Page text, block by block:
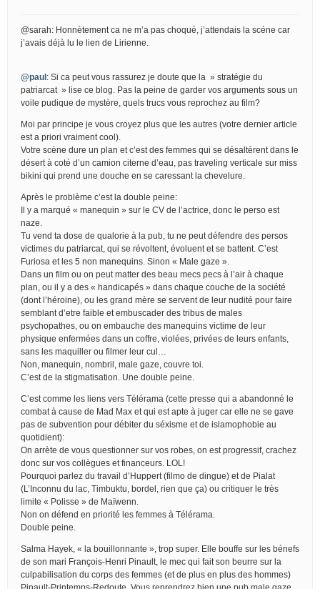
@sarah: Honnètement ca ne m’a pas choqué, j’attendais la scéne car
j’avais déjà lu le lien de Lirienne.
@paul: Si ca peut vous rassurez je doute que la » stratégie du
patriarcat » lise ce blog. Pas la peine de garder vos arguments sous un
voile pudique de mystère, quels trucs vous reprochez au film?
Moi par principe je vous croyez plus que les autres (votre dernier article
est a priori vraiment cool).
Votre scène dure un plan et c’est des femmes qui se désaltèrent dans le
désert à coté d’un camion citerne d’eau, pas traveling verticale sur miss
bikini qui prend une douche en se caressant la chevelure.
Après le problème c’est la double peine:
Il y a marqué « manequin » sur le CV de l’actrice, donc le perso est
naze.
Tu vend ta dose de qualorie à la pub, tu ne peut défendre des persos
victimes du patriarcat, qui se révoltent, évoluent et se battent. C’est
Furiosa et les 5 non manequins. Sinon « Male gaze ».
Dans un film ou on peut matter des beau mecs pecs à l’air à chaque
plan, ou il y a des « handicapés » dans chaque couche de la société
(dont l’héroine), ou les grand mère se servent de leur nudité pour faire
semblant d’etre faible et embuscader des tribus de males
psychopathes, ou on embauche des manequins victime de leur
physique enfermées dans un coffre, violées, privées de leurs enfants,
sans les maquiller ou filmer leur cul…
Non, manequin, nombril, male gaze, couvre toi.
C’est de la stigmatisation. Une double peine.
C’est comme les liens vers Télérama (cette presse qui a abandonné le
combat à cause de Mad Max et qui est apte à juger car elle ne se gave
pas de subvention pour débiter du séxisme et de islamophobie au
quotidient):
On arrète de vous questionner sur vos robes, on est progressif, crachez
donc sur vos collègues et financeurs. LOL!
Pourquoi parlez du travail d’Huppert (filmo de dingue) et de Pialat
(L’Inconnu du lac, Timbuktu, bordel, rien que ça) ou critiquer le très
limite « Polisse » de Maïwenn.
Non on défend en priorité les femmes à Télérama.
Double peine.
Salma Hayek, « la bouillonnante », trop super. Elle bouffe sur les bénefs
de son mari François-Henri Pinault, le mec qui fait son beurre sur la
culpabilisation du corps des femmes (et de plus en plus des hommes)